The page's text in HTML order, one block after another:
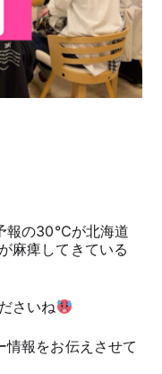
報の30℃が北海道
麻痺してきている
さいね
報をお伝えさせて